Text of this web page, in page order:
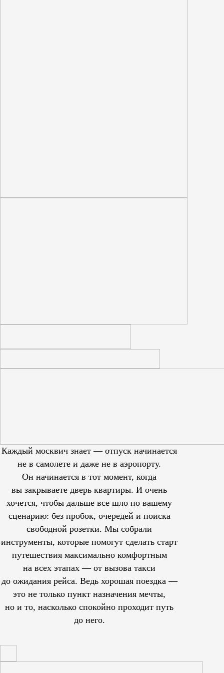
Каждый москвич знает — отпуск начинается
не в самолете и даже не в аэропорту.
Он начинается в тот момент, когда
вы закрываете дверь квартиры. И очень
хочется, чтобы дальше все шло по вашему
сценарию: без пробок, очередей и поиска
свободной розетки. Мы собрали
инструменты, которые помогут сделать старт
путешествия максимально комфортным
на всех этапах — от вызова такси
до ожидания рейса. Ведь хорошая поездка —
это не только пункт назначения мечты,
но и то, насколько спокойно проходит путь
до него.